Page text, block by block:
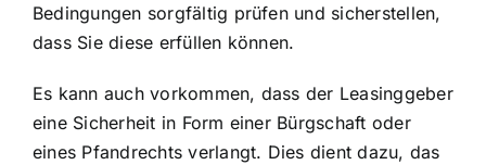
Bedingungen sorgfältig prüfen und sicherstellen,
dass Sie diese erfüllen können.
Es kann auch vorkommen, dass der Leasinggeber
eine Sicherheit in Form einer Bürgschaft oder
eines Pfandrechts verlangt. Dies dient dazu, das